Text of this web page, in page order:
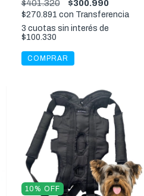
20kg
$401.320 $300.990
$270.891 con Transferencia
3 cuotas sin interés de
$100.330
COMPRAR
10% OFF